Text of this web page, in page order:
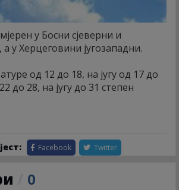
у Босни сјеверни и
а у Херцеговини југозападни.
од 12 до 18, на југу од 17 до
до 28, на југу до 31 степен
Facebook Twitter
0